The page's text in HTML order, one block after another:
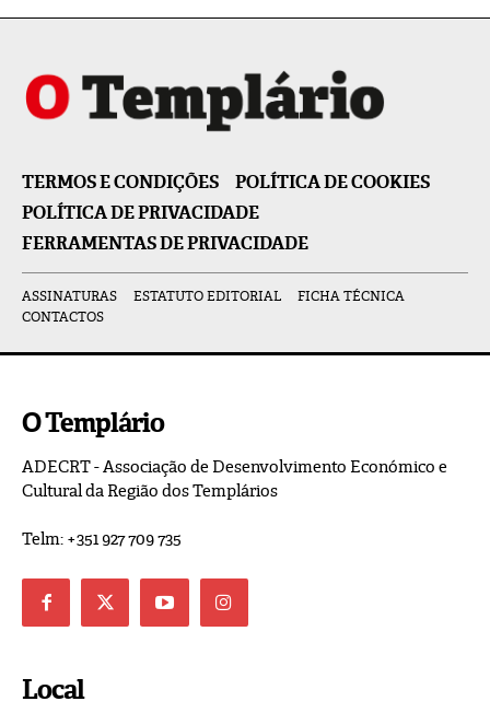
TERMOS E CONDIÇÕES
POLÍTICA DE COOKIES
POLÍTICA DE PRIVACIDADE
FERRAMENTAS DE PRIVACIDADE
ASSINATURAS ESTATUTO EDITORIAL
FICHA TÉCNICA
CONTACTOS
O Templário
ADECRT - Associação de Desenvolvimento Económico e
Cultural da Região dos Templários
Telm: +351 927 709 735
Local